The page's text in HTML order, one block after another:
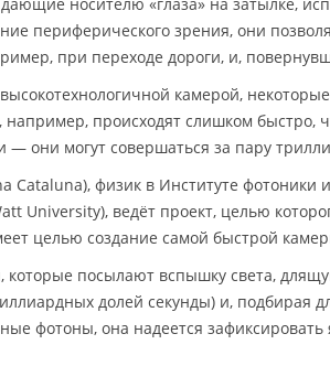
периферического зрения, они
при переходе дороги, и,
камерой,
например, происходят слишком быстро,
они могут совершаться за пару
Cataluna), физик в Институте фотоники
University), ведёт проект, целью
целью создание самой быстрой
посылают вспышку света,
долей секунды) и, подбирая
фотоны, она надеется зафиксировать